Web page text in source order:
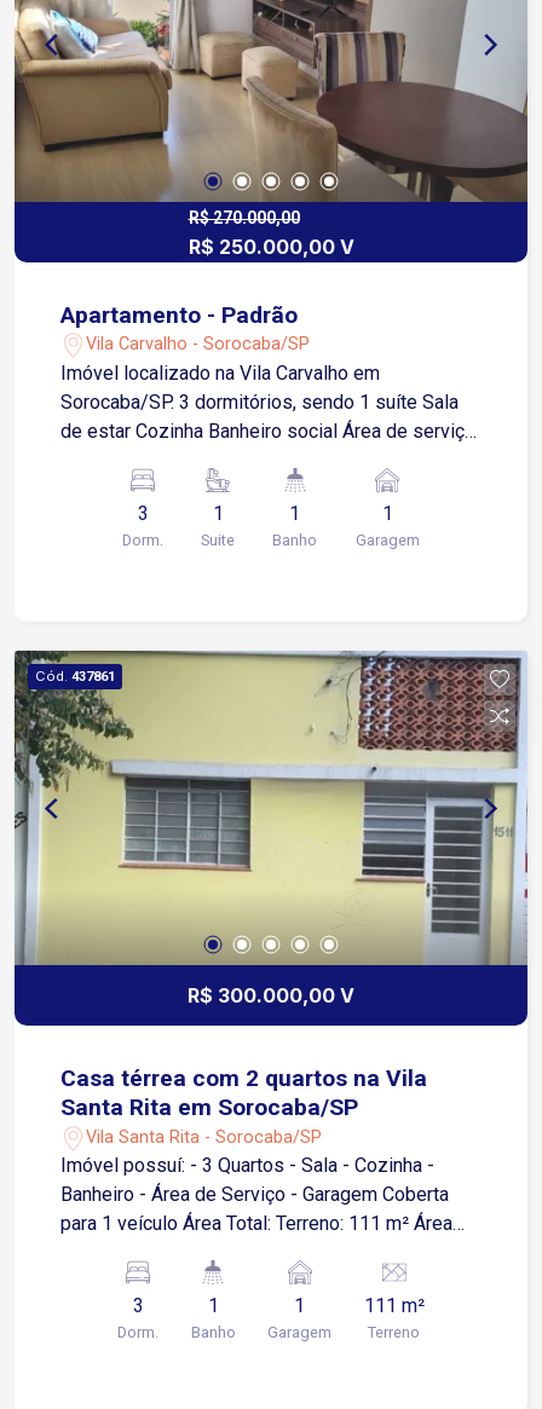
escolas, farmácias e serviços essenciais
Condomínio Residencial Chácara Sônia com
ambiente tranquilo e organizado Boa opção para
quem busca segurança e qualidade de vida!
R$ 270.000,00
R$ 250.000,00 V
Apartamento - Padrão
Vila Carvalho - Sorocaba/SP
Imóvel localizado na Vila Carvalho em
Sorocaba/SP. 3 dormitórios, sendo 1 suíte Sala
de estar Cozinha Banheiro social Área de serviço
na porta, 10min do centro, supermercados
próximos Próximo de avenidas itavuvu e ipanema
3
Dorm.
1
Suite
1
Banho
1
Garagem
Cód. 437861
R$ 300.000,00 V
Casa térrea com 2 quartos na Vila
Santa Rita em Sorocaba/SP
Vila Santa Rita - Sorocaba/SP
Imóvel possuí: - 3 Quartos - Sala - Cozinha -
Banheiro - Área de Serviço - Garagem Coberta
para 1 veículo Área Total: Terreno: 111 m² Área
garantindo maior durabilidade e isolamento
térmico. Esta casa oferece uma excelente
oportunidade para quem busca um imóvel bem
3
Dorm.
1
Banho
1
Garagem
111 m²
Terreno